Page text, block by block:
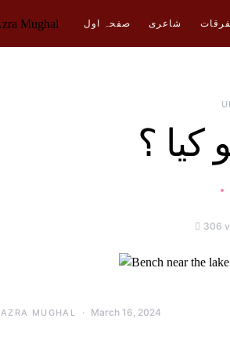
صفحہ اول شاعری
کیا ؟
306
AZRA MUGHAL March 16, 2024